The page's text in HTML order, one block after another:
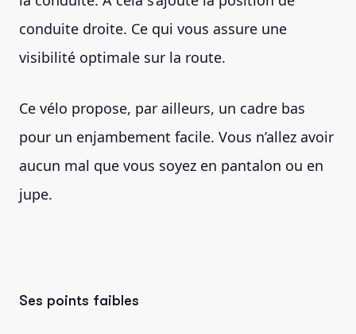
conduite droite. Ce qui vous assure une
visibilité optimale sur la route.
Ce vélo propose, par ailleurs, un cadre bas
pour un enjambement facile. Vous n’allez avoir
aucun mal que vous soyez en pantalon ou en
jupe.
Ses points faibles